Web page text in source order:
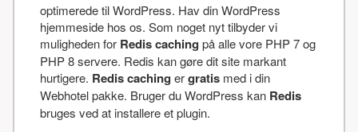
optimerede til WordPress. Hav din WordPress
hjemmeside hos os. Som noget nyt tilbyder vi
muligheden for Redis caching på alle vore PHP 7 og
PHP 8 servere. Redis kan gøre dit site markant
hurtigere. Redis caching ergratis med i din
Webhotel pakke. Bruger du WordPress kan Redis
bruges ved at installere et plugin.